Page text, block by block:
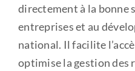
directement à la bonne
entreprises et au
national. Il facilite
optimise la gestion des